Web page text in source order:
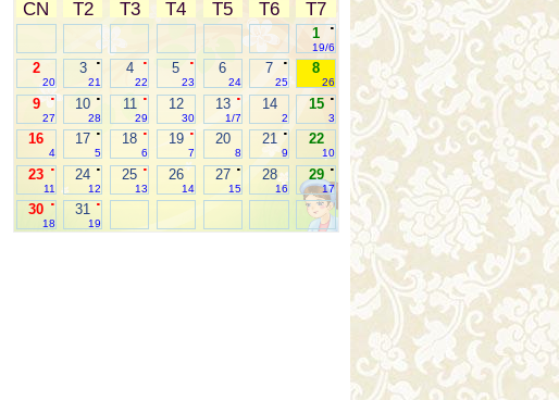
CN T2 T3 T4 T5 T6 T7
.
1
19/6
2
20
.
3
21
.
4
22
.
5
23
6
24
.
7
25
8
26
.
9
27
.
10
28
.
11
29
12
30
.
13
1/7
14
2
.
15
3
16
4
.
17
5
.
18
6
.
19
7
20
8
.
21
9
22
10
.
23
11
.
24
12
.
25
13
26
14
.
27
15
28
16
.
29
17
.
30
18
.
31
19